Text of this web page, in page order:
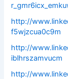
http://
f5wjzcua0c9m
http://
iblhrszamvucm
http://